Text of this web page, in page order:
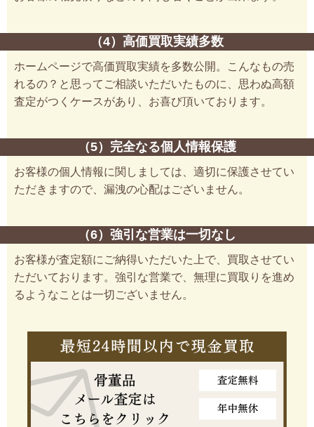
（4）高価買取実績多数
ホームページで高価買取実績を多数公開。こんなもの売
れるの？と思ってご相談いただいたものに、思わぬ高額
査定がつくケースがあり、お喜び頂いております。
（5）完全なる個人情報保護
お客様の個人情報に関しましては、適切に保護させてい
ただきますので、漏洩の心配はございません。
（6）強引な営業は一切なし
お客様が査定額にご納得いただいた上で、買取させてい
ただいております。強引な営業で、無理に買取りを進め
るようなことは一切ございません。